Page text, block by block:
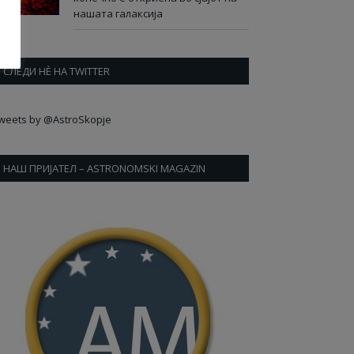
нашата галаксија
СЛЕДИ НÈ НА TWITTER
by @AstroSkopje
НАШ ПРИЈАТЕЛ – ASTRONOMSKI MAGAZIN